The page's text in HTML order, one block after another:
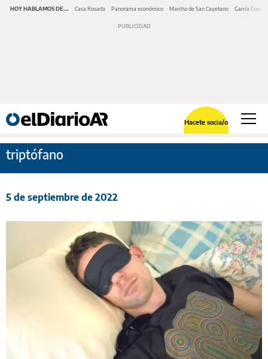
HOY HABLAMOS DE... Casa Rosada Panorama económico Marcha de San Cayetano García Cuerva
Hacete socia/o
triptófano
5 de septiembre de 2022